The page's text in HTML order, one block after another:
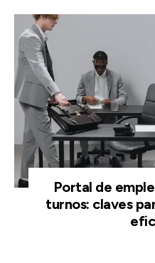
Portal de
turnos: claves